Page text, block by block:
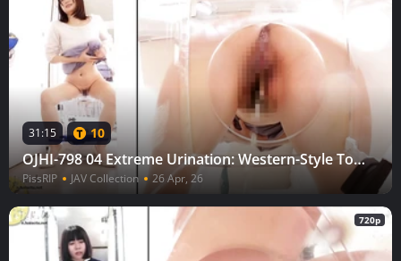
31:15 10
OJHI-798 04 Extreme Urination: Western-Style Toilet (Butt Edition) Part 3 — A View of Her Rear Through a Two-Way Mirror
PissRIP JAV Collection 26 Apr, 26
720p